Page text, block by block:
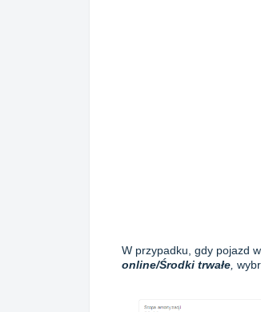
W przypadku, gdy pojazd
online/Środki trwałe,